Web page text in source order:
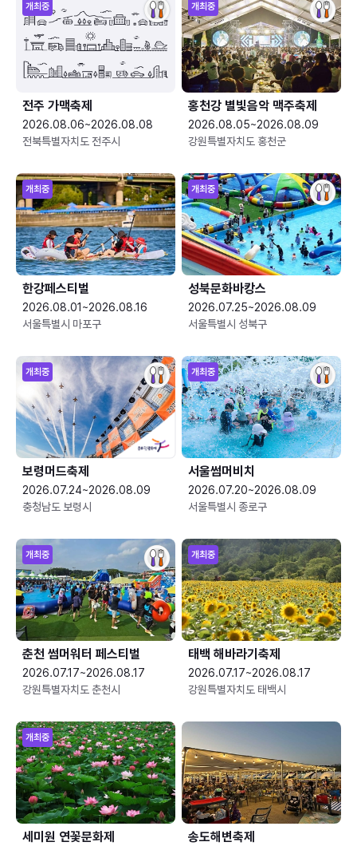
개최중
전주 가맥축제
2026.08.06~2026.08.08
전북특별자치도 전주시
개최중
홍천강 별빛음악 맥주축제
2026.08.05~2026.08.09
강원특별자치도 홍천군
개최중
한강페스티벌
2026.08.01~2026.08.16
서울특별시 마포구
개최중
성북문화바캉스
2026.07.25~2026.08.09
서울특별시 성북구
개최중
보령머드축제
2026.07.24~2026.08.09
충청남도 보령시
개최중
서울썸머비치
2026.07.20~2026.08.09
서울특별시 종로구
개최중
춘천 썸머워터 페스티벌
2026.07.17~2026.08.17
강원특별자치도 춘천시
개최중
태백 해바라기축제
2026.07.17~2026.08.17
강원특별자치도 태백시
개최중
세미원 연꽃문화제 송도해변축제